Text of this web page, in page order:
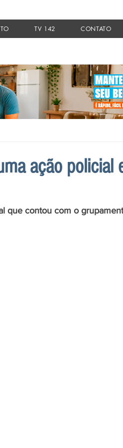
TV 142 CONTATO
ação policial
que contou com o